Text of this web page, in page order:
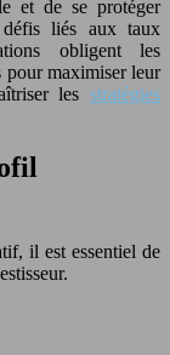
et de se protéger
défis liés aux taux
obligent les
pour maximiser leur
les stratégies
il est essentiel de